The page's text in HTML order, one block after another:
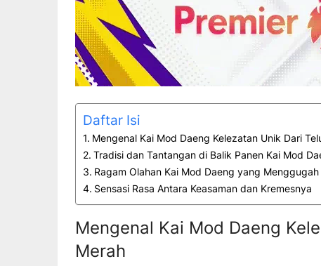
Daftar Isi
Mengenal Kai Mod Daeng Kelezatan Unik Dari
Tradisi dan Tantangan di Balik Panen Kai Mod
Ragam Olahan Kai Mod Daeng yang Menggugah
Sensasi Rasa Antara Keasaman dan Kremesnya
Mengenal Kai Mod Daeng
Merah